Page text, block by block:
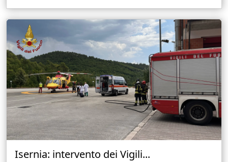
Isernia: intervento dei Vigili...